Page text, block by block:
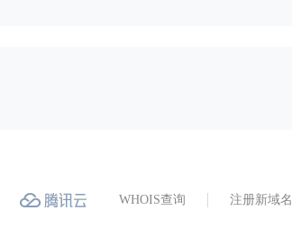
WHOIS查询 注册新域名